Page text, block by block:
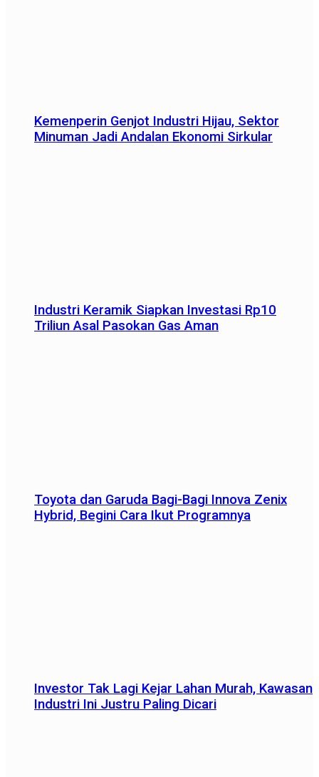
Kemenperin Genjot Industri Hijau, Sektor
Minuman Jadi Andalan Ekonomi Sirkular
Industri Keramik Siapkan Investasi Rp10
Triliun Asal Pasokan Gas Aman
Toyota dan Garuda Bagi-Bagi Innova Zenix
Hybrid, Begini Cara Ikut Programnya
Investor Tak Lagi Kejar Lahan Murah, Kawasan
Industri Ini Justru Paling Dicari